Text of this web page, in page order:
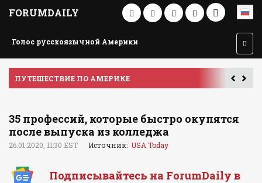
FORUMDAILY
Голос русскоязычной Америки
ПУТЕШЕСТВИЕ ПО АМЕРИКЕ
35 профессий, которые быстро окупятся
после выпуска из колледжа
26.01.2020, 11:30 EST Источник: USA Today
Подписывайтесь на ForumDaily в